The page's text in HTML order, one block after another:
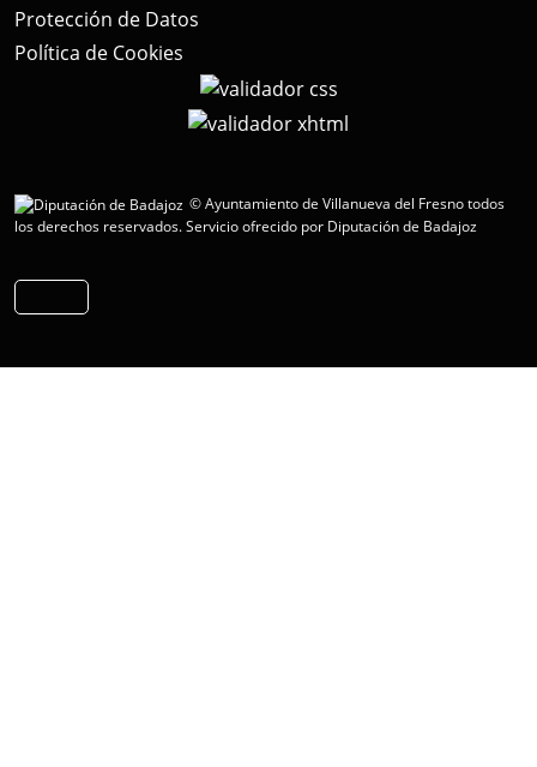
Protección de Datos
Política de Cookies
© Ayuntamiento de Villanueva del Fresno todos
los derechos reservados.Servicio ofrecido por Diputación de Badajoz